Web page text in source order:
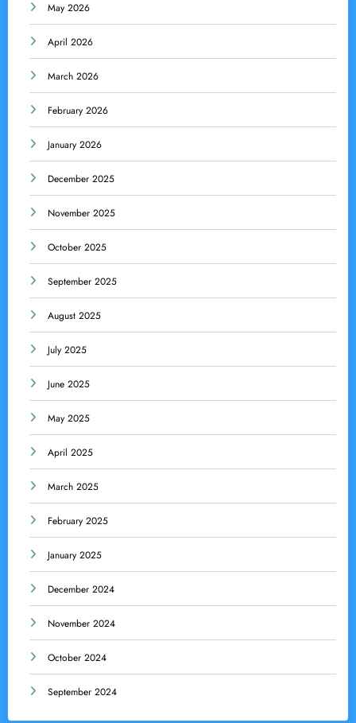
May 2026
April 2026
March 2026
February 2026
January 2026
December 2025
November 2025
October 2025
September 2025
August 2025
July 2025
June 2025
May 2025
April 2025
March 2025
February 2025
January 2025
December 2024
November 2024
October 2024
September 2024